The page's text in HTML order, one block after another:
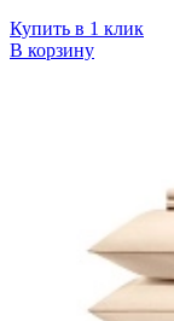
Купить в 1 клик
В корзину